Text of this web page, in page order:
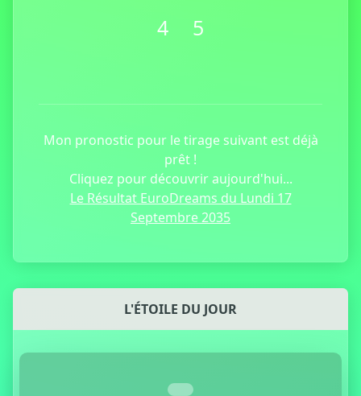
4
5
Mon pronostic pour le tirage suivant est déjà
prêt !
Cliquez pour découvrir aujourd'hui...
Le Résultat EuroDreams du Lundi 17
Septembre 2035
L'ÉTOILE DU JOUR